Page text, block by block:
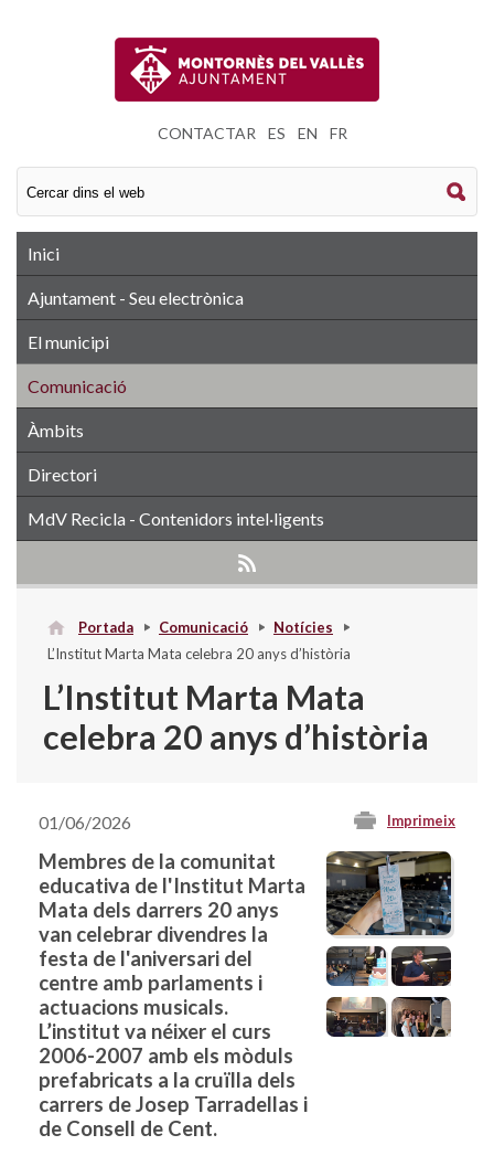
CONTACTAR ES EN FR
Inici
Ajuntament - Seu electrònica
El municipi
Comunicació
Àmbits
Directori
MdV Recicla - Contenidors intel·ligents
Portada Comunicació
Notícies
L’Institut Marta Mata celebra 20 anys d’història
L’Institut Marta Mata
celebra 20 anys d’història
Imprimeix
01/06/2026
Membres de la comunitat
educativa de l'Institut Marta
Mata dels darrers 20 anys
van celebrar divendres la
festa de l'aniversari del
centre amb parlaments i
actuacions musicals.
L’institut va néixer el curs
2006-2007 amb els mòduls
prefabricats a la cruïlla dels
carrers de Josep Tarradellas i
de Consell de Cent.